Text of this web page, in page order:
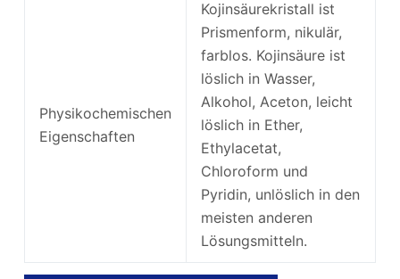
Physikochemischen
Eigenschaften
Kojinsäurekristall ist
Prismenform, nikulär,
farblos. Kojinsäure ist
löslich in Wasser,
Alkohol, Aceton, leicht
löslich in Ether,
Ethylacetat,
Chloroform und
Pyridin, unlöslich in den
meisten anderen
Lösungsmitteln.